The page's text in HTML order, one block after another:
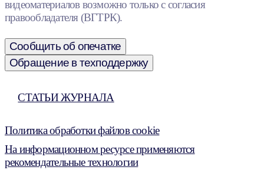
видеоматериалов возможно только с согласия
правообладателя (ВГТРК).
Сообщить об опечатке
Обращение в техподдержку
СТАТЬИ ЖУРНАЛА
Политика обработки файлов cookie
На информационном ресурсе применяются
рекомендательные технологии